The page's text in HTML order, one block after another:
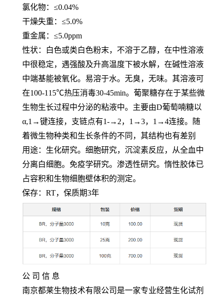
氯化物：≤0.04%
干燥失重：≤5.0%
重金属：≤5.0ppm
性状：白色或类白色粉末，不溶于乙醇，在中性溶液
中很稳定，遇强酸及升高温度下被水解，在碱性溶液
中端基能被氧化。易溶于水。无臭，无味。其溶液可
在100-115℃热压消毒30-45min。葡聚糖存在于某些微
生物生长过程中分泌的粘液中。主要由D葡萄喃糖以
α,1→键连接，支链点有1-→2， 1→3， 1→4连接。随
着微生物种类和生长条件的不同，其结构也有差别
用途：生化研究。细胞研究，沉淀素反应，从全血中
分离白细胞。免疫学研究。渗透性研究。惰性胶体已
占容积和生物细胞壁体积的测定。
保存： RT，保质期3年
公 司 信 息
南京都莱生物技术有限公司是一家专业经营生化试剂